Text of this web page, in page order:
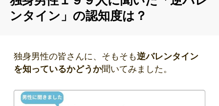
ンタイン」の認知度は？
独身男性の皆さんに、そもそも逆バレンタイン
を知っているかどうか聞いてみました。